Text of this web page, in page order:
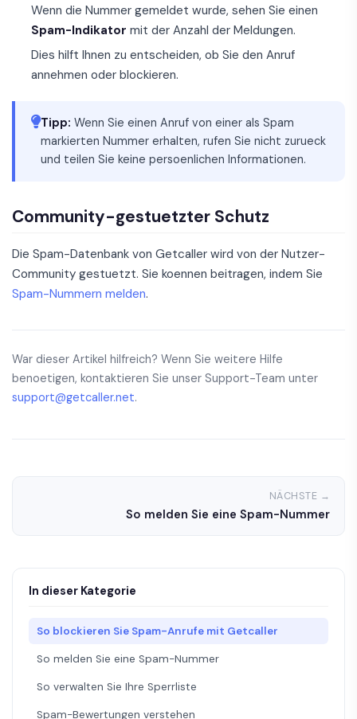
Wenn die Nummer gemeldet wurde, sehen Sie einen
Spam-Indikator mit der Anzahl der Meldungen.
Dies hilft Ihnen zu entscheiden, ob Sie den Anruf
annehmen oder blockieren.
Tipp: Wenn Sie einen Anruf von einer als Spam
markierten Nummer erhalten, rufen Sie nicht zurueck
und teilen Sie keine persoenlichen Informationen.
Community-gestuetzter Schutz
Die Spam-Datenbank von Getcaller wird von der Nutzer-
Community gestuetzt. Sie koennen beitragen, indem Sie
Spam-Nummern melden.
War dieser Artikel hilfreich? Wenn Sie weitere Hilfe
benoetigen, kontaktieren Sie unser Support-Team unter
support@getcaller.net.
NÄCHSTE →
So melden Sie eine Spam-Nummer
In dieser Kategorie
So blockieren Sie Spam-Anrufe mit Getcaller
So melden Sie eine Spam-Nummer
So verwalten Sie Ihre Sperrliste
Spam-Bewertungen verstehen